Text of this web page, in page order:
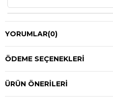
YORUMLAR(0)
ÖDEME SEÇENEKLERI
ÜRÜN ÖNERILERI